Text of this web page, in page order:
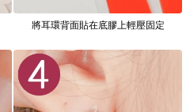
將耳環背面貼在底膠上輕壓固定